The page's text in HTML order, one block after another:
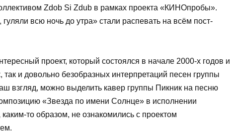
Zdob Si Zdub в рамках проекта «КИНОпробы».
всю ночь до утра» стали распевать на всём пост-
проект, который состоялся в начале 2000-х годов и
и довольно безобразных интерпретаций песен группы
взгляд, можно выделить кавер группы Пикник на песню
«Звезда по имени Солнце» в исполнении
то образом, не ознакомились с проектом